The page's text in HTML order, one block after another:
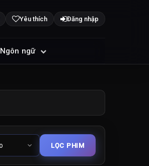
Yêu thích Đăng nhập
Ngôn ngữ